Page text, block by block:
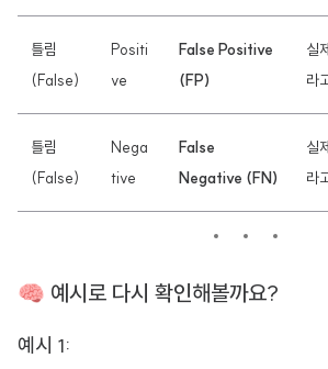
틀림
(False)
Positi
ve
False Positive
(FP)
실
라
틀림
(False)
Nega
tive
False
Negative (FN)
실
라
🧠 예시로 다시 확인해볼까요?
예시 1: